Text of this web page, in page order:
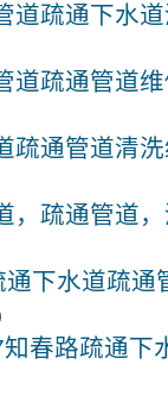
道疏通下水
道疏通管道
疏通管道清
，疏通管道
通下水道疏
春路疏通下